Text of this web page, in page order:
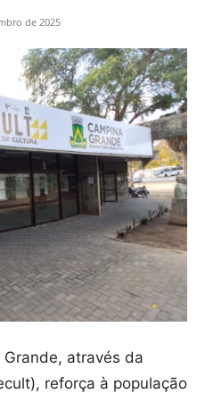
de 2025
através da
reforça à população